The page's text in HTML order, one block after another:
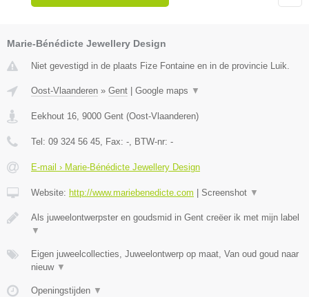
Marie-Bénédicte Jewellery Design
Niet gevestigd in de plaats Fize Fontaine en in de provincie Luik.
Oost-Vlaanderen » Gent Google maps ▼
Eekhout 16, 9000 Gent (Oost-Vlaanderen)
Tel: 09 324 56 45, Fax: -, BTW-nr: -
E-mail › Marie-Bénédicte Jewellery Design
Website: http://www.mariebenedicte.com Screenshot ▼
Als juweelontwerpster en goudsmid in Gent creëer ik met mijn label
▼
Eigen juweelcollecties, Juweelontwerp op maat, Van oud goud naar
nieuw ▼
Openingstijden ▼